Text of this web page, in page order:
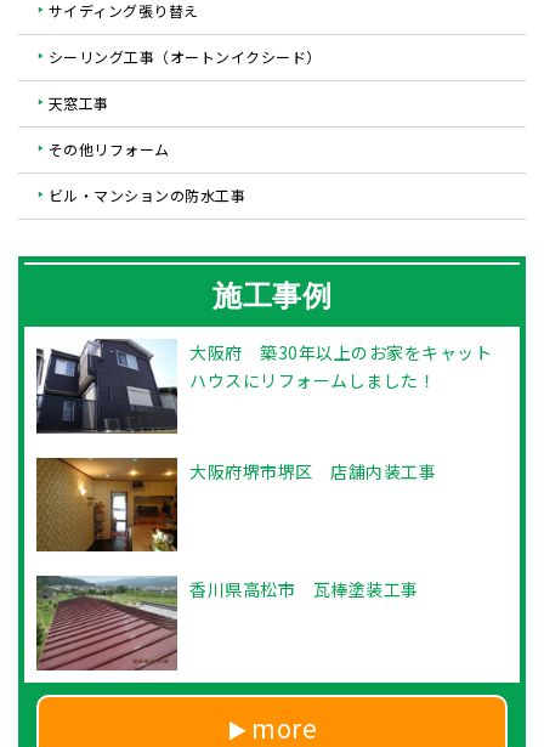
サイディング張り替え
シーリング工事（オートンイクシード）
天窓工事
その他リフォーム
ビル・マンションの防水工事
施工事例
大阪府 築30年以上のお家をキャット
ハウスにリフォームしました！
大阪府堺市堺区 店舗内装工事
香川県高松市 瓦棒塗装工事
more